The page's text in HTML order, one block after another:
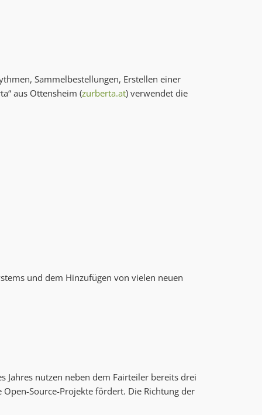
Sammelbestellungen, Erstellen einer
aus Ottensheim (zurberta.at) verwendet die
und dem Hinzufügen von vielen neuen
Jahres nutzen neben dem Fairteiler bereits drei
Source-Projekte fördert. Die Richtung der